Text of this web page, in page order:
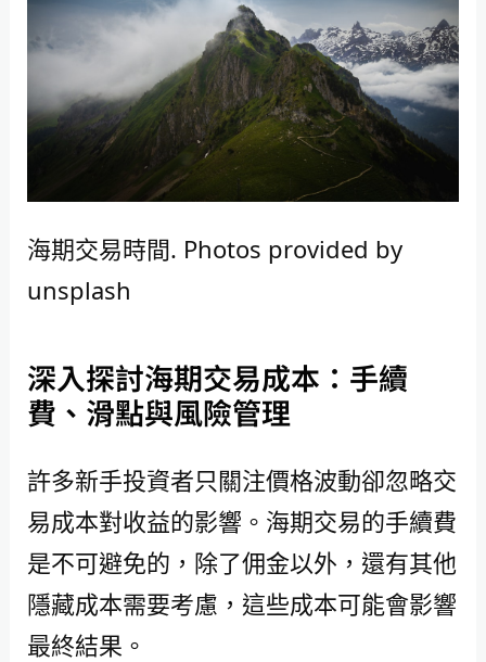
海期交易時間. Photos provided by
unsplash
深入探討海期交易成本：手續
費、滑點與風險管理
許多新手投資者只關注價格波動卻忽略交
易成本對收益的影響。海期交易的手續費
是不可避免的，除了佣金以外，還有其他
隱藏成本需要考慮，這些成本可能會影響
最終結果。